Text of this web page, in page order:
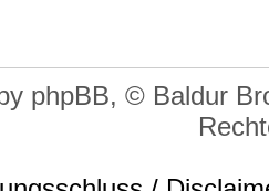
phpBB, © Baldur